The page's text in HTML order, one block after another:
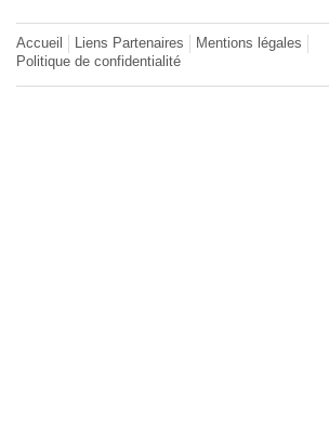
Accueil Liens Partenaires
Mentions légales
Politique de confidentialité